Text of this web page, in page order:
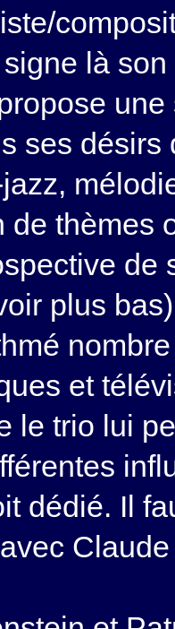
là
une
ses désirs
de thèmes
de
plus
et
le trio lui
dédié. Il